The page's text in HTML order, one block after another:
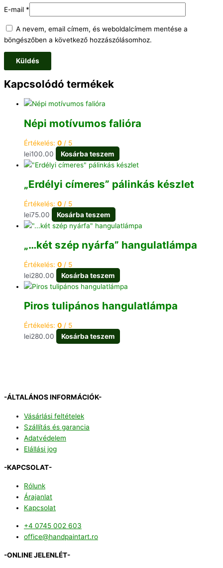
E-mail *
A nevem, email címem, és weboldalcímem mentése a
böngészőben a következő hozzászólásomhoz.
Kapcsolódó termékek
Népi motívumos falióra
Értékelés: 0 / 5
lei100.00 Kosárba teszem
„Erdélyi címeres” pálinkás készlet
Értékelés: 0 / 5
lei75.00 Kosárba teszem
„…két szép nyárfa” hangulatlámpa
Értékelés: 0 / 5
lei280.00 Kosárba teszem
Piros tulipános hangulatlámpa
Értékelés: 0 / 5
lei280.00 Kosárba teszem
-ÁLTALÁNOS INFORMÁCIÓK-
Vásárlási feltételek
Szállítás és garancia
Adatvédelem
Elállási jog
-KAPCSOLAT-
Rólunk
Árajanlat
Kapcsolat
+4 0745 002 603
office@handpaintart.ro
-ONLINE JELENLÉT-